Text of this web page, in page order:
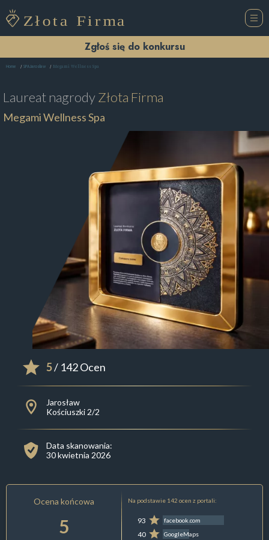
Zgłoś się do konkursu
Home SPA Jarosław Megami Wellness Spa
Laureat nagrodyZłota Firma
Megami Wellness Spa
5/ 142 Ocen
Jarosław
Kościuszki 2/2
Data skanowania:
30 kwietnia 2026
Ocena końcowa
5
Na podstawie 142 ocen z portali:
93 facebook.com
40 GoogleMaps